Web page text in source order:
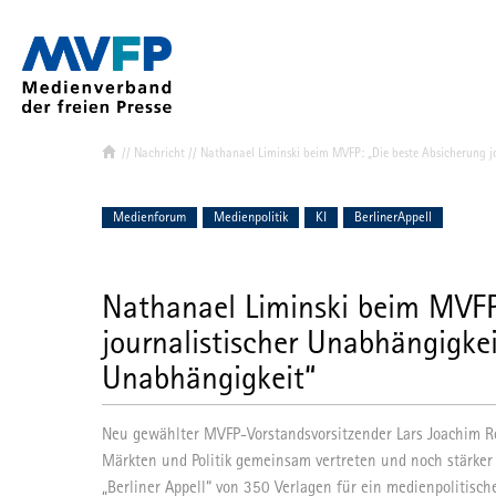
Verband &
Mitglied
Vorstand
Landes- und
MVFP
// Nachricht // Nathanael Liminski beim MVFP: „Die beste
Medienforum Medienpolitik KI BerlinerAppell
Nathanael Liminski beim
journalistischer
Unabhängigkeit“
Neu gewählter MVFP-Vorstandsvorsitzender Lars
Märkten und Politik gemeinsam vertreten und noch
„Berliner Appell“ von 350 Verlagen für ein